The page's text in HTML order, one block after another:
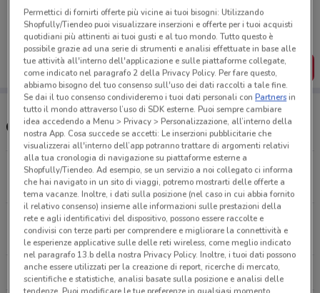
Puoi trovare le migliori offerte dei negozi vicino a te,
salvarle e creare la tua lista del risparmio, comodamente
dal tuo cellulare.
SCARICA L’APP
Concessionari Ford nelle vicinanze
Str. Prov. Niscemi Caltanissetta Niscemi
17.1 km
Via Gela, 262 Licata
26.5 km
Tutti i negozi Ford
Permettici di fornirti offerte più vicine ai tuoi bisogni: Utilizzando
Shopfully/Tiendeo puoi visualizzare inserzioni e offerte per i tuoi acquisti
quotidiani più attinenti ai tuoi gusti e al tuo mondo. Tutto questo è
possibile grazie ad una serie di strumenti e analisi effettuate in base alle
tue attività all'interno dell'applicazione e sulle piattaforme collegate,
come indicato nel paragrafo 2 della Privacy Policy. Per fare questo,
abbiamo bisogno del tuo consenso sull'uso dei dati raccolti a tale fine.
Se dai il tuo consenso condivideremo i tuoi dati personali conPartnersin
tutto il mondo attraverso l’uso di SDK esterne. Puoi sempre cambiare
idea accedendo a Menu > Privacy > Personalizzazione, all’interno della
nostra App. Cosa succede se accetti: Le inserzioni pubblicitarie che
visualizzerai all'interno dell’app potranno trattare di argomenti relativi
alla tua cronologia di navigazione su piattaforme esterne a
Shopfully/Tiendeo. Ad esempio, se un servizio a noi collegato ci informa
che hai navigato in un sito di viaggi, potremo mostrarti delle offerte a
tema vacanze. Inoltre, i dati sulla posizione (nel caso in cui abbia fornito
il relativo consenso) insieme alle informazioni sulle prestazioni della
rete e agli identificativi del dispositivo, possono essere raccolte e
condivisi con terze parti per comprendere e migliorare la connettività e
le esperienze applicative sulle delle reti wireless, come meglio indicato
nel paragrafo 13.b della nostra Privacy Policy. Inoltre, i tuoi dati possono
anche essere utilizzati per la creazione di report, ricerche di mercato,
scientifiche e statistiche, analisi basate sulla posizione e analisi delle